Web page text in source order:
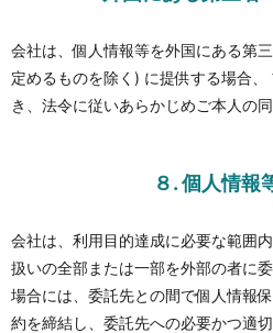
会社は、個人情報等を外国にある第
定めるものを除く) に提供する場合
き、法令に従いあらかじめご本人の同
８. 個人情報
会社は、利用目的達成に必要な範囲
扱いの全部または一部を外部の者に
場合には、委託先との間で個人情報
約を締結し、委託先への必要かつ適